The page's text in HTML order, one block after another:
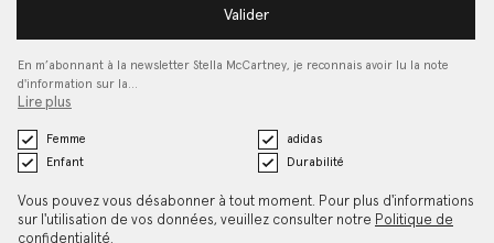
Valider
En m’abonnant à la newsletter Stella McCartney, je reconnais avoir lu la note
d'information sur la…
Lire plus
Femme
adidas
Enfant
Durabilité
Vous pouvez vous désabonner à tout moment. Pour plus d'informations
sur l'utilisation de vos données, veuillez consulter notre Politique de
confidentialité.